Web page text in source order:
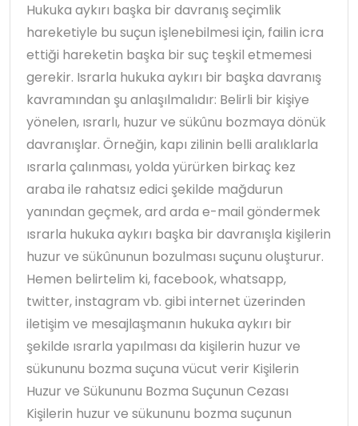
Hukuka aykırı başka bir davranış seçimlik
hareketiyle bu suçun işlenebilmesi için, failin icra
ettiği hareketin başka bir suç teşkil etmemesi
gerekir. Israrla hukuka aykırı bir başka davranış
kavramından şu anlaşılmalıdır: Belirli bir kişiye
yönelen, ısrarlı, huzur ve sükûnu bozmaya dönük
davranışlar. Örneğin, kapı zilinin belli aralıklarla
ısrarla çalınması, yolda yürürken birkaç kez
araba ile rahatsız edici şekilde mağdurun
yanından geçmek, ard arda e-mail göndermek
ısrarla hukuka aykırı başka bir davranışla kişilerin
huzur ve sükûnunun bozulması suçunu oluşturur.
Hemen belirtelim ki, facebook, whatsapp,
twitter, instagram vb. gibi internet üzerinden
iletişim ve mesajlaşmanın hukuka aykırı bir
şekilde ısrarla yapılması da kişilerin huzur ve
sükununu bozma suçuna vücut verir Kişilerin
Huzur ve Sükununu Bozma Suçunun Cezası
Kişilerin huzur ve sükununu bozma suçunun